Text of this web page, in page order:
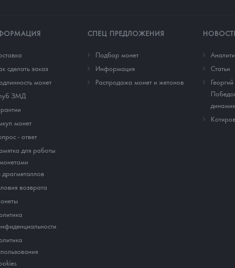
сделать заказ
монет
ЗМД
монет
- ответ
для работы
драгметаллов
возврата
СПЕЦ ПРЕДЛОЖЕНИЯ
Подбор монет
Информация
Распродажа монет и жетонов
Cтатьи
Георгий